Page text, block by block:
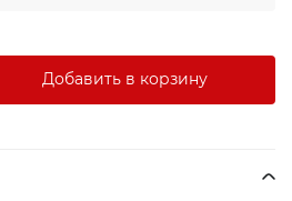
Добавить в корзину